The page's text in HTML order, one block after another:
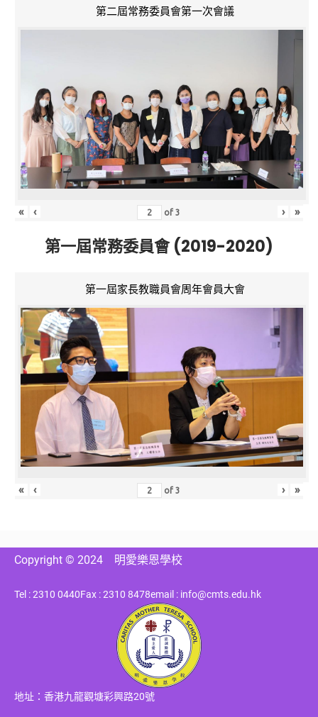
第二屆常務委員會第一次會議
« ‹ of3 › »
第一屆常務委員會 (2019-2020)
第一屆家長教職員會周年會員大會
« ‹ of3 › »
Copyright © 2024 明愛樂恩學校
Tel : 2310 0440Fax : 2310 8478email : info@cmts.edu.hk
地址：香港九龍觀塘彩興路20號